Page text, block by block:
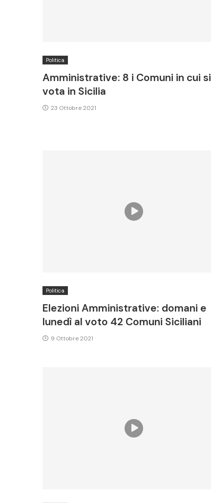
Politica
Amministrative: 8 i Comuni in cui si
vota in Sicilia
23 Ottobre 2021
Politica
Elezioni Amministrative: domani e
lunedì al voto 42 Comuni Siciliani
9 Ottobre 2021